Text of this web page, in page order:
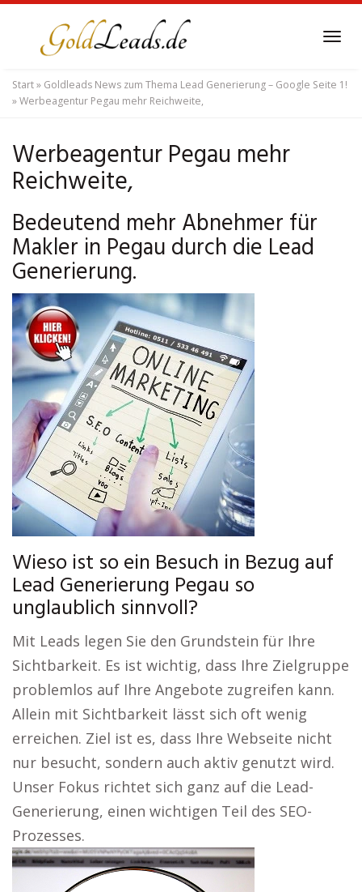
content
Start» Goldleads News zum Thema Lead Generierung – Google Seite 1!
»Werbeagentur Pegau mehr Reichweite,
Werbeagentur Pegau mehr
Reichweite,
Bedeutend mehr Abnehmer für
Makler in Pegau durch die Lead
Generierung.
Wieso ist so ein Besuch in Bezug auf
Lead Generierung Pegau so
unglaublich sinnvoll?
Mit Leads legen Sie den Grundstein für Ihre
Sichtbarkeit. Es ist wichtig, dass Ihre Zielgruppe
problemlos auf Ihre Angebote zugreifen kann.
Allein mit Sichtbarkeit lässt sich oft wenig
erreichen. Ziel ist es, dass Ihre Webseite nicht
nur besucht, sondern auch aktiv genutzt wird.
Unser Fokus richtet sich ganz auf die Lead-
Generierung, einen wichtigen Teil des SEO-
Prozesses.